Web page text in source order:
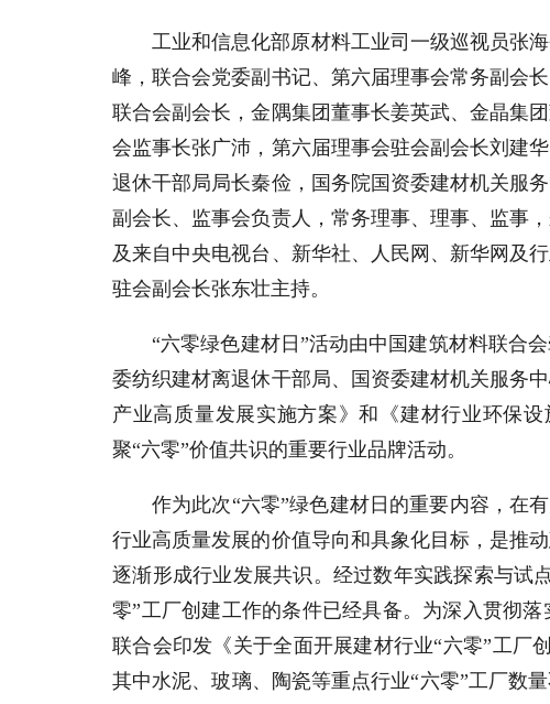
工业和信息化部原材料工业司一级巡视员张
峰，联合会党委副书记、第六届理事会常务副会
联合会副会长，金隅集团董事长姜英武、金晶集
会监事长张广沛，第六届理事会驻会副会长刘建
退休干部局局长秦俭，国务院国资委建材机关服
副会长、监事会负责人，常务理事、理事、监事
及来自中央电视台、新华社、人民网、新华网及
驻会副会长张东壮主持。
“六零绿色建材日”活动由中国建筑材料联合
委纺织建材离退休干部局、国资委建材机关服务
产业高质量发展实施方案》和《建材行业环保
聚“六零”价值共识的重要行业品牌活动。
作为此次“六零”绿色建材日的重要内容，在
行业高质量发展的价值导向和具象化目标，是推
逐渐形成行业发展共识。经过数年实践探索与试
零”工厂创建工作的条件已经具备。为深入贯彻
联合会印发《关于全面开展建材行业“六零”工厂
其中水泥、玻璃、陶瓷等重点行业“六零”工厂数